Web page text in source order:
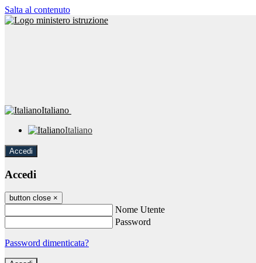
Salta al contenuto
Italiano
Italiano
Accedi
Accedi
button close ×
Nome Utente
Password
Password dimenticata?